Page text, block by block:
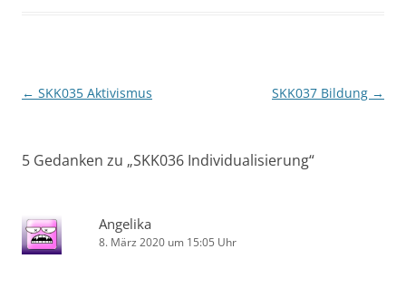
Beitragsnavigation
← SKK035 Aktivismus SKK037 Bildung →
5 Gedanken zu „SKK036 Individualisierung“
Angelika
8. März 2020 um 15:05 Uhr